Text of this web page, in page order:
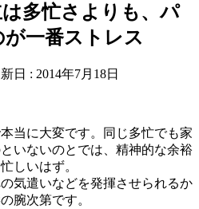
多忙さよりも、パ
一番ストレス
日 : 2014年7月18日
当に大変です。同じ多忙でも家
いないのとでは、精神的な余裕
しいはず。
気遣いなどを発揮させられるか
腕次第です。